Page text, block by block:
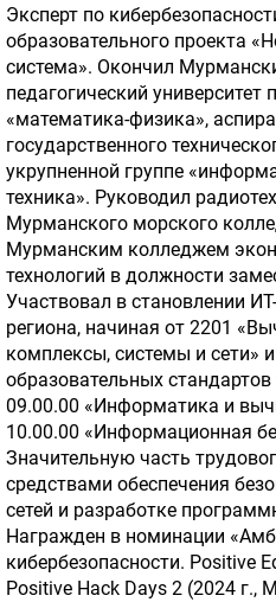
Эксперт по
образовательного проекта
система». Окончил
педагогический
«математика-физика»,
государственного
укрупненной группе
техника». Руководил
Мурманского морского
Мурманским колледжем
технологий в должности
Участвовал в становлении
региона, начиная от 2201
комплексы, системы и сети»
образовательных
09.00.00 «Информатика и
10.00.00 «Информационная
Значительную часть
средствами обеспечения
сетей и разработке
Награжден в номинации
кибербезопасности. Positive
Positive Hack Days 2 (2024 г.,